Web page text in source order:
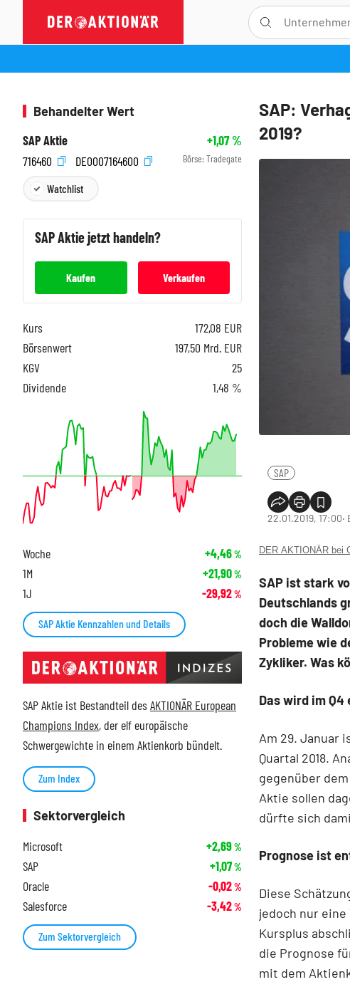
SAP:
2019?
SAP
22.01.2019, 17:00‧
DER AKTIONÄR bei
SAP ist stark
Deutschlands
doch die
Probleme wie
Zykliker. Was
Das wird im
Am 29. Januar
Quartal 2018.
gegenüber
Aktie sollen
dürfte sich
Prognose ist
Diese
jedoch nur
Kursplus
die Prognose
mit dem
Behandelter Wert
SAP Aktie
+1,07%
716460
DE0007164600 Börse: Tradegate
Watchlist
SAPAktie jetzt handeln?
Kaufen Verkaufen
Kurs 172,08 EUR
Börsenwert
197,50 Mrd. EUR
KGV
25
Dividende
1,48 %
Woche +4,46%
1M +21,90%
1J -29,92%
SAP Aktie Kennzahlen und Details
SAP Aktie ist Bestandteil desAKTIONÄR European
Champions Index, der elf europäische
Schwergewichte in einem Aktienkorb bündelt.
Zum Index
Sektorvergleich
Microsoft
+2,69%
SAP +1,07%
Oracle -0,02%
Salesforce -3,42%
Zum Sektorvergleich